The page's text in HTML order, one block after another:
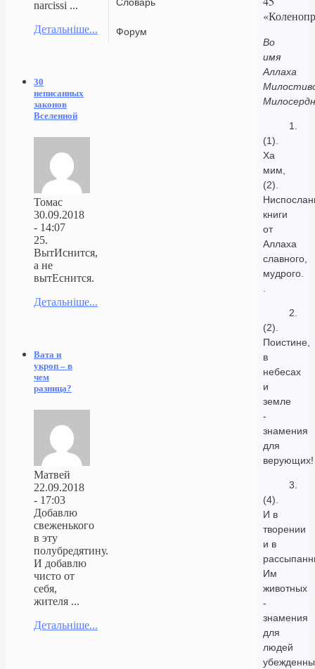
Форум
Во
имя
Аллаха
1.
(1).
Ха
мим,
(2).
книги
от
Аллаха
славного,
мудрого.
.
2.
(2).
Поистине,
в
небесах
и
земле
-
знамения
для
верующих!
3.
(4).
И в
творении
и в
Им
животных
-
знамения
для
людей
narcissi ...
Детальніше...
30
неписанных
законов
Вселенной
Томас
30.09.2018
- 14:07
25.
ВытИснится,
а не
вытЕснится.
Детальніше...
Вата и
укроп – в
чем
разница?
Матвей
22.09.2018
- 17:03
Добавлю
свеженького
в эту
полубредятину.
И добавлю
чисто от
себя,
жителя ...
Детальніше...